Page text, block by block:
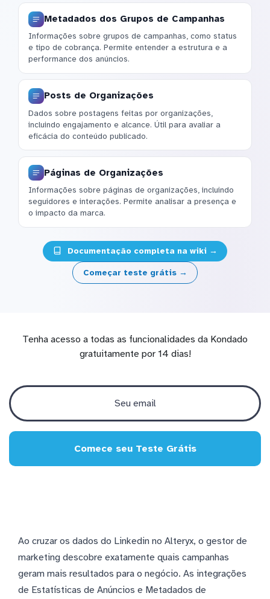
Metadados dos Grupos de Campanhas
Informações sobre grupos de campanhas, como status
e tipo de cobrança. Permite entender a estrutura e a
performance dos anúncios.
Posts de Organizações
Dados sobre postagens feitas por organizações,
incluindo engajamento e alcance. Útil para avaliar a
eficácia do conteúdo publicado.
Páginas de Organizações
Informações sobre páginas de organizações, incluindo
seguidores e interações. Permite analisar a presença e
o impacto da marca.
Documentação completa na wiki →
Começar teste grátis →
Tenha acesso a todas as funcionalidades da Kondado
gratuitamente por 14 dias!
Comece seu Teste Grátis
Ao cruzar os dados do Linkedin no Alteryx, o gestor de
marketing descobre exatamente quais campanhas
geram mais resultados para o negócio. As integrações
de Estatísticas de Anúncios e Metadados de